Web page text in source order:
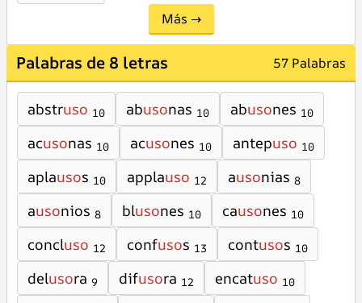
Más →
Palabras de 8 letras 57 Palabras
abstruso 10 abusonas 10 abusones 10
acusonas 10 acusones 10 antepuso 10
aplausos 10 applauso 12 ausonias 8
ausonios 8 blusones 10 causones 10
concluso 12 confusos 13 contusos 10
delusora 9 difusora 12 encatuso 10